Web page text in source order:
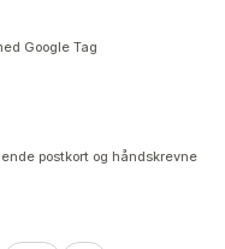
Google Tag
postkort og håndskrevne